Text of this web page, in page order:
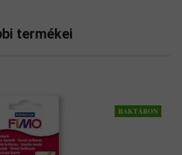
termékei
RAKTÁRON